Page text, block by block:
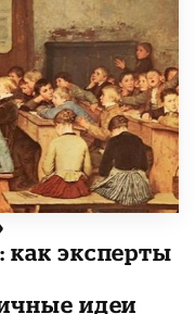
как эксперты
идеи